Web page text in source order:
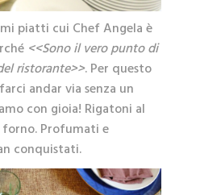
piatti cui Chef Angela è
<<Sono il vero punto di
ristorante>>. Per questo
andar via senza un
con gioia! Rigatoni al
Profumati e
conquistati.